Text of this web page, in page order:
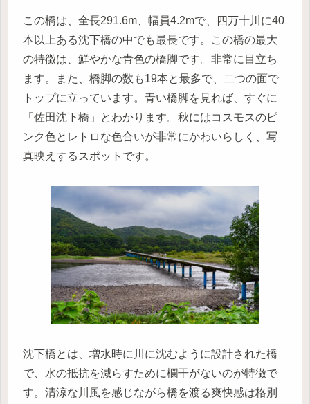
この橋は、全長291.6m、幅員4.2mで、四万十川に40
本以上ある沈下橋の中でも最長です。この橋の最大
の特徴は、鮮やかな青色の橋脚です。非常に目立ち
ます。また、橋脚の数も19本と最多で、二つの面で
トップに立っています。青い橋脚を見れば、すぐに
「佐田沈下橋」とわかります。秋にはコスモスのピ
ンク色とレトロな色合いが非常にかわいらしく、写
真映えするスポットです。
沈下橋とは、増水時に川に沈むように設計された橋
で、水の抵抗を減らすために欄干がないのが特徴で
す。清涼な川風を感じながら橋を渡る爽快感は格別